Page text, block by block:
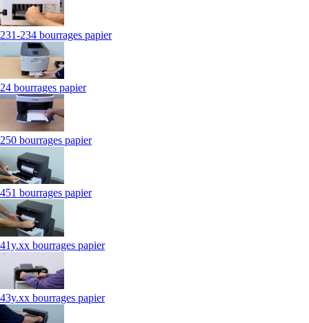
231-234 bourrages papier
24 bourrages papier
250 bourrages papier
451 bourrages papier
41y.xx bourrages papier
43y.xx bourrages papier